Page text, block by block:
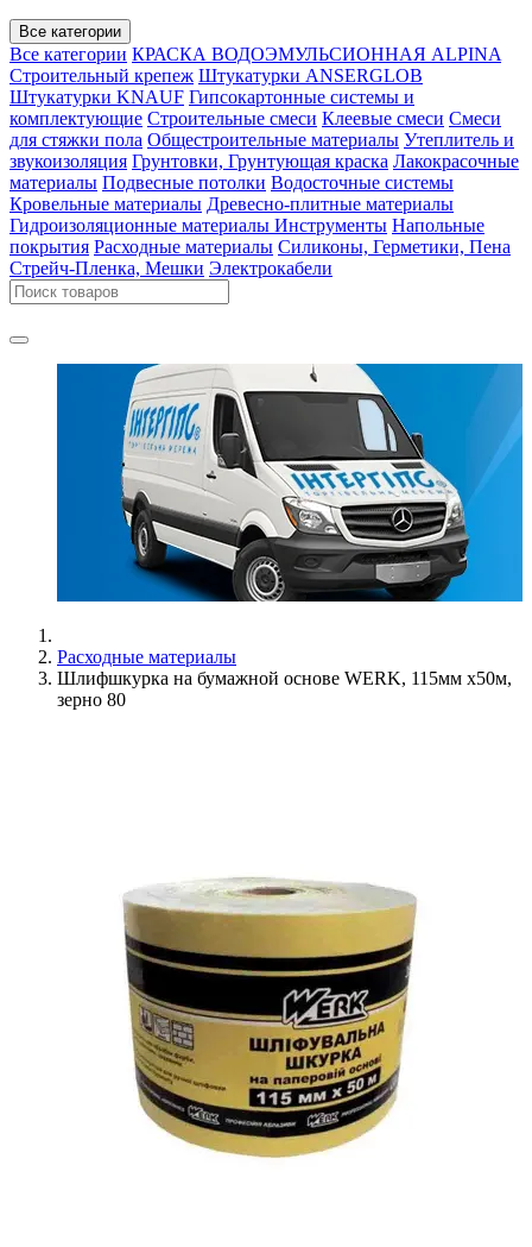
Все категории
Все категории КРАСКА ВОДОЭМУЛЬСИОННАЯ ALPINA
Строительный крепеж Штукатурки ANSERGLOB
Штукатурки KNAUF Гипсокартонные системы и
комплектующие Строительные смеси Клеевые смеси Смеси
для стяжки пола Общестроительные материалы Утеплитель и
звукоизоляция Грунтовки, Грунтующая краска Лакокрасочные
материалы Подвесные потолки Водосточные системы
Кровельные материалы Древесно-плитные материалы
Гидроизоляционные материалы Инструменты Напольные
покрытия Расходные материалы Силиконы, Герметики, Пена
Стрейч-Пленка, Мешки Электрокабели
Расходные материалы
Шлифшкурка на бумажной основе WERK, 115мм х50м,
зерно 80